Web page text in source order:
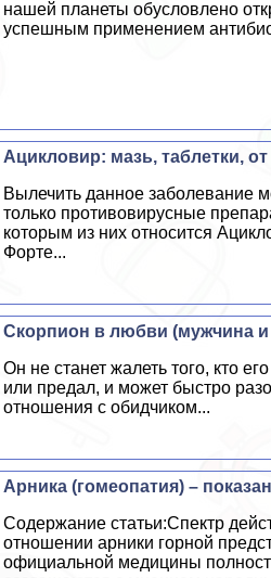
нашей планеты обусловлено
успешным применением
Ацикловир: мазь, таблетки,
Вылечить данное заболевание
только противовирусные
которым из них относится
Форте...
Скорпион в любви (мужчина
Он не станет жалеть того, кто
или предал, и может быстро
отношения с обидчиком...
Арника (гомеопатия) –
Содержание статьи:Спектр
отношении арники горной
официальной медицины